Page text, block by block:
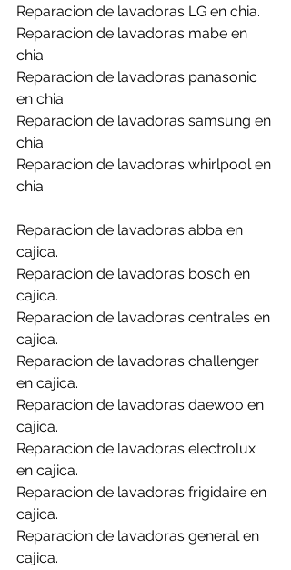
Reparacion de lavadoras LG en chia.
Reparacion de lavadoras mabe en
chia.
Reparacion de lavadoras panasonic
en chia.
Reparacion de lavadoras samsung en
chia.
Reparacion de lavadoras whirlpool en
chia.
Reparacion de lavadoras abba en
cajica.
Reparacion de lavadoras bosch en
cajica.
Reparacion de lavadoras centrales en
cajica.
Reparacion de lavadoras challenger
en cajica.
Reparacion de lavadoras daewoo en
cajica.
Reparacion de lavadoras electrolux
en cajica.
Reparacion de lavadoras frigidaire en
cajica.
Reparacion de lavadoras general en
cajica.